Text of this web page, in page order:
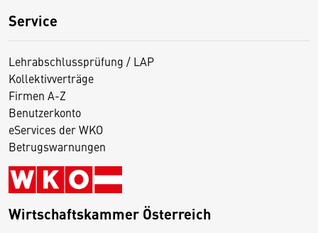
Service
Lehrabschlussprüfung / LAP
Kollektivverträge
Firmen A-Z
Benutzerkonto
eServices der WKO
Betrugswarnungen
Wirtschaftskammer Österreich